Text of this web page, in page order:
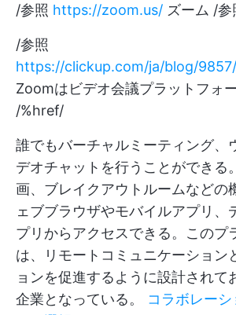
/参照 https://zoom.us/ ズーム /参
/参照
https://clickup.com/ja/blog/
Zoomはビデオ会議プラットフォー
/%href/
誰でもバーチャルミーティング、
デオチャットを行うことができる
画、ブレイクアウトルームなどの
ェブブラウザやモバイルアプリ、
プリからアクセスできる。このプ
は、リモートコミュニケーション
ョンを促進するように設計されて
企業となっている。 コラボレー